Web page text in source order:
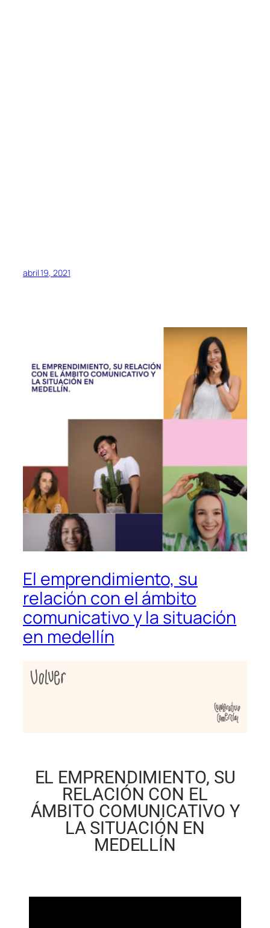
abril 19, 2021
El emprendimiento, su
relación con el ámbito
comunicativo y la situación
en medellín
EL EMPRENDIMIENTO, SU
RELACIÓN CON EL
ÁMBITO COMUNICATIVO Y
LA SITUACIÓN EN
MEDELLÍN